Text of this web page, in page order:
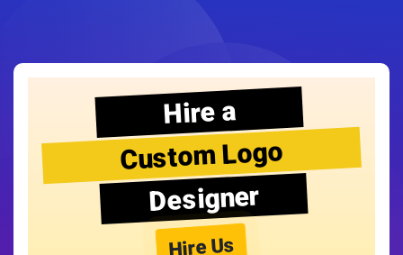
Hire a
Custom Logo
Designer
Hire Us